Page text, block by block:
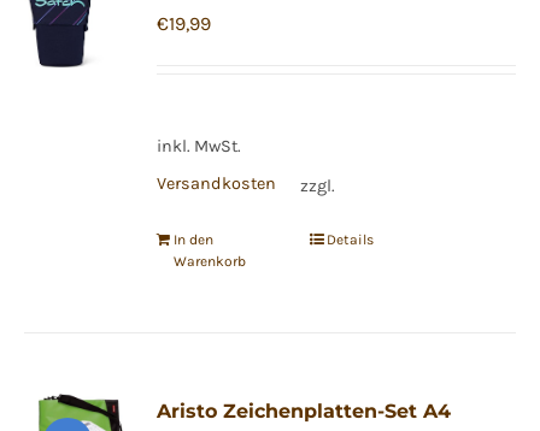
€19,99
inkl. MwSt.
zzgl.
Versandkosten
In den
Warenkorb
Details
Aristo Zeichenplatten-Set A4